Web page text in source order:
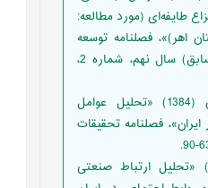
طایفه‌ای (مورد مطالعه:
اهر)»، فصلنامه توسعه
اجتماعی (توسعه انسانی سابق) سال نهم، شماره 2،
صادقی، حسین و دیگران (1384) «تحلیل عوامل
فصلنامه تحقیقات
حمید (1399) «تحلیل ارتباط صنعتی